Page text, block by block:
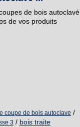
de bois autoclavé
de vos produits
coupe de bois autoclave /
3 / bois traite